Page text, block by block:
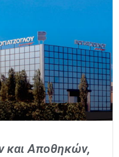
και Αποθηκών,